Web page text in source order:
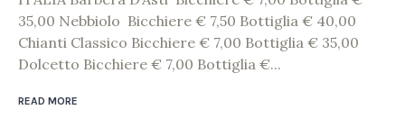
35,00 Nebbiolo Bicchiere € 7,50 Bottiglia € 40,00
Chianti Classico Bicchiere € 7,00 Bottiglia € 35,00
Dolcetto Bicchiere € 7,00 Bottiglia €...
READ MORE